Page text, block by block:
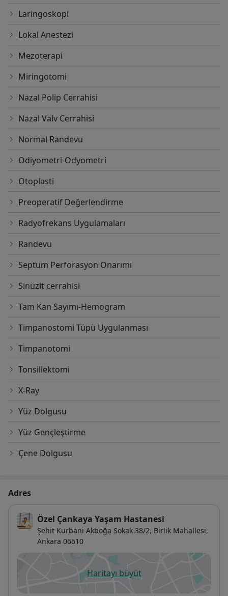
Laringoskopi
Lokal Anestezi
Mezoterapi
Miringotomi
Nazal Polip Cerrahisi
Nazal Valv Cerrahisi
Normal Randevu
Odiyometri-Odyometri
Otoplasti
Preoperatif Değerlendirme
Radyofrekans Uygulamaları
Randevu
Septum Perforasyon Onarımı
Sinüzit cerrahisi
Tam Kan Sayımı-Hemogram
Timpanostomi Tüpü Uygulanması
Timpanotomi
Tonsillektomi
X-Ray
Yüz Dolgusu
Yüz Gençleştirme
Çene Dolgusu
Adres
Özel Çankaya Yaşam Hastanesi
Şehit Kurbani Akboğa Sokak 38/2, Birlik Mahallesi,
Ankara 06610
Haritayı büyütyeni bir sekmede açılır